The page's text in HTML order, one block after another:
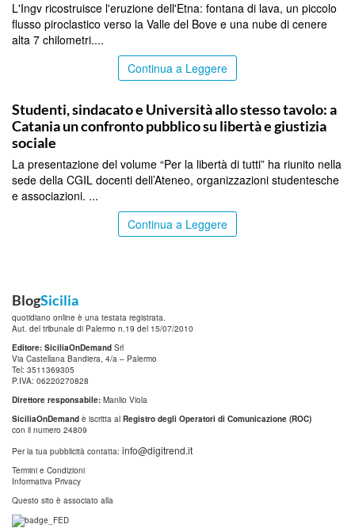
L'Ingv ricostruisce l'eruzione dell'Etna: fontana di lava, un piccolo
flusso piroclastico verso la Valle del Bove e una nube di cenere
alta 7 chilometri....
Continua a Leggere
Studenti, sindacato e Università allo stesso tavolo: a
Catania un confronto pubblico su libertà e giustizia
sociale
La presentazione del volume “Per la libertà di tutti” ha riunito nella
sede della CGIL docenti dell’Ateneo, organizzazioni studentesche
e associazioni. ...
Continua a Leggere
BlogSicilia
quotidiano online è una testata registrata.
Aut. del tribunale di Palermo n.19 del 15/07/2010
Editore: SiciliaOnDemand Srl
Via Castellana Bandiera, 4/a – Palermo
Tel: 3511369305
P.IVA: 06220270828
Direttore responsabile: Manlio Viola
SiciliaOnDemand è iscritta al Registro degli Operatori di Comunicazione (ROC)
con il numero 24809
Per la tua pubblicità contatta: info@digitrend.it
Termini e Condizioni
Informativa Privacy
Questo sito è associato alla